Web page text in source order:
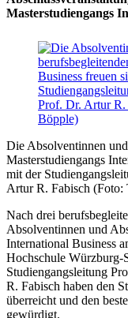
Masterstudiengangs
Die Absolventinnen
Masterstudiengangs
mit der
Artur R. Fabisch
Nach drei
Absolventinnen und
International Business
Hochschule Würzburg-
Studiengangsleitung
R. Fabisch haben den
überreicht und den
gewürdigt.